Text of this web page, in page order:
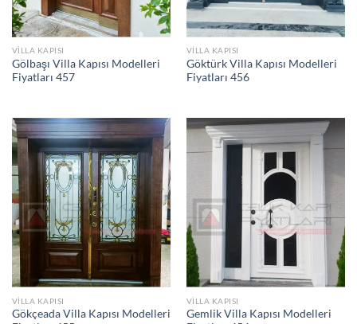
VILLA KAPISI
Gölbaşı Villa Kapısı Modelleri
Fiyatları 457
VILLA KAPISI
Göktürk Villa Kapısı Modelleri
Fiyatları 456
VILLA KAPISI
Gökçeada Villa Kapısı Modelleri
VILLA KAPISI
Gemlik Villa Kapısı Modelleri